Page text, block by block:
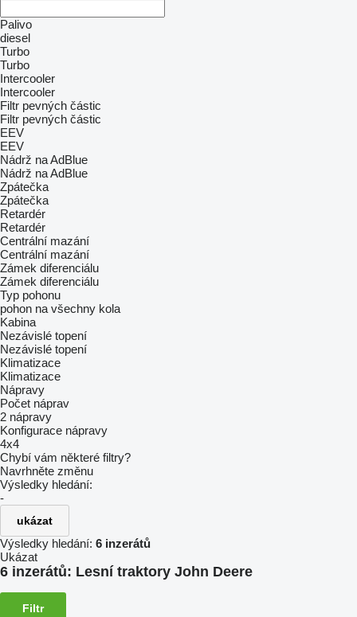
Palivo
diesel
Turbo
Turbo
Intercooler
Intercooler
Filtr pevných částic
Filtr pevných částic
EEV
EEV
Nádrž na AdBlue
Nádrž na AdBlue
Zpátečka
Zpátečka
Retardér
Retardér
Centrální mazání
Centrální mazání
Zámek diferenciálu
Zámek diferenciálu
Typ pohonu
pohon na všechny kola
Kabina
Nezávislé topení
Nezávislé topení
Klimatizace
Klimatizace
Nápravy
Počet náprav
2 nápravy
Konfigurace nápravy
4x4
Chybí vám některé filtry?
Navrhněte změnu
Výsledky hledání:
-
ukázat
Výsledky hledání: 6 inzerátů
Ukázat
6 inzerátů: Lesní traktory John Deere
Filtr